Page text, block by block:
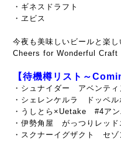
・ギネスドラフト
・ヱビス
今夜も美味しいビールと楽し
Cheers for Wonderful Craft
【待機樽リスト～
・シュナイダー アベンティ
・シェレンケルラ ドッペル
・うしとら×Uetake #4アン
・伊勢角屋 がっつりレッド
・スクナーイグザクト セゾ